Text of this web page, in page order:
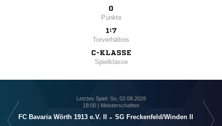
0
Punkte
1:7
Torverhältnis
C-KLASSE
Spielklasse
Letztes Spiel: So, 02.08.2026
18:00 | Meisterschaften
FC Bavaria Wörth 1913 e.V. II - SG Freckenfeld/​Winden II